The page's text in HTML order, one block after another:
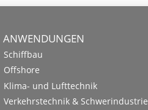
ANWENDUNGEN
Schiffbau
Offshore
Klima- und Lufttechnik
Verkehrstechnik & Schwerindustrie